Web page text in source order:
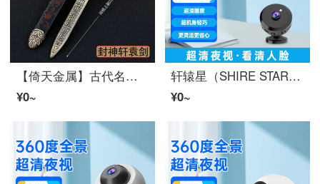
【倚天金属】古代名锦衣卫宾器轩辕倚天金属モデル合金摆件 轩辕22CM 含展架
¥0~
轩辕星（SHIRE STAR） ワイヤレス防犯カメラminiスマホリモートで監視HD夜視小型ビデオカメラ室内モニター家用录像 X16WIF監視3MPHD像素 无内存
¥0~